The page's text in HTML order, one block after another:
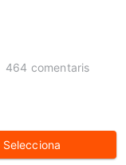
464 comentaris
Selecciona